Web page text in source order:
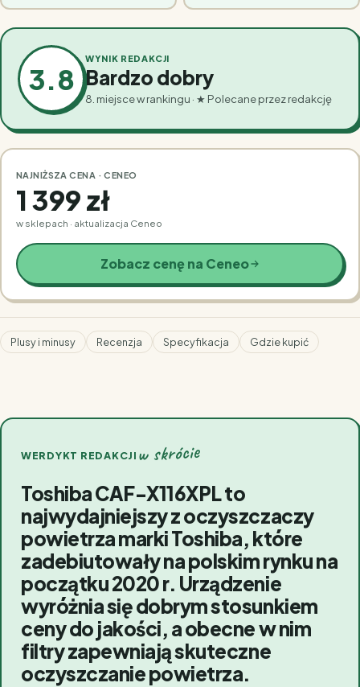
3.8
WYNIK REDAKCJI
Bardzo dobry
8. miejsce w rankingu · ★ Polecane przez redakcję
NAJNIŻSZA CENA · CENEO
1 399 zł
w sklepach · aktualizacja Ceneo
Zobacz cenę na Ceneo
Plusy i minusy Recenzja Specyfikacja Gdzie kupić
WERDYKT REDAKCJI w skrócie
Toshiba CAF-X116XPL to
najwydajniejszy z oczyszczaczy
powietrza marki Toshiba, które
zadebiutowały na polskim rynku na
początku 2020 r. Urządzenie
wyróżnia się dobrym stosunkiem
ceny do jakości, a obecne w nim
filtry zapewniają skuteczne
oczyszczanie powietrza.